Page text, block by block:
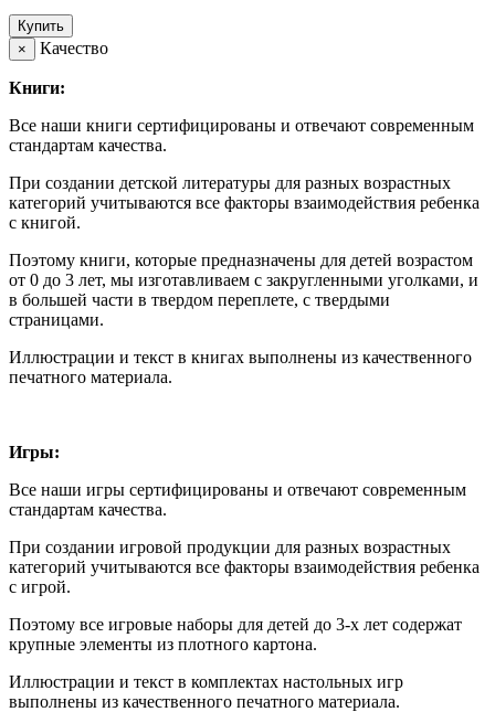
Купить
×
Качество
Книги:
Все наши книги сертифицированы и отвечают современным
стандартам качества.
При создании детской литературы для разных возрастных
категорий учитываются все факторы взаимодействия ребенка
с книгой.
Поэтому книги, которые предназначены для детей возрастом
от 0 до 3 лет, мы изготавливаем с закругленными уголками, и
в большей части в твердом переплете, с твердыми
страницами.
Иллюстрации и текст в книгах выполнены из качественного
печатного материала.
Игры:
Все наши игры сертифицированы и отвечают современным
стандартам качества.
При создании игровой продукции для разных возрастных
категорий учитываются все факторы взаимодействия ребенка
с игрой.
Поэтому все игровые наборы для детей до 3-х лет содержат
крупные элементы из плотного картона.
Иллюстрации и текст в комплектах настольных игр
выполнены из качественного печатного материала.